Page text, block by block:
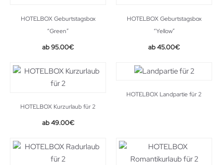
HOTELBOX Geburtstagsbox
“Green”
95.00€
HOTELBOX Geburtstagsbox
“Yellow”
45.00€
HOTELBOX Kurzurlaub für 2
49.00€
HOTELBOX Landpartie für 2